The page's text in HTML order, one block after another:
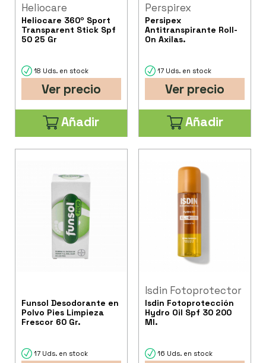
Heliocare
Heliocare 360º Sport
Transparent Stick Spf
50 25 Gr
18 Uds. en stock
Ver precio
Añadir
Perspirex
Persipex
Antitranspirante Roll-
On Axilas.
17 Uds. en stock
Ver precio
Añadir
Funsol Desodorante en
Polvo Pies Limpieza
Frescor 60 Gr.
17 Uds. en stock
Isdin Fotoprotector
Isdin Fotoprotección
Hydro Oil Spf 30 200
Ml.
16 Uds. en stock